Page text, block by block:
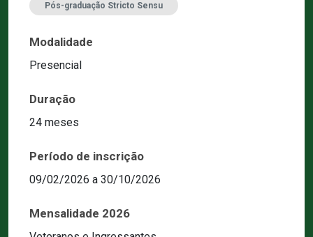
Pós-graduação Stricto Sensu
Modalidade
Presencial
Duração
24 meses
Período de inscrição
09/02/2026 a 30/10/2026
Mensalidade 2026